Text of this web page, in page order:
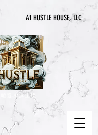
A1 HUSTLE HOUSE, LLC
“喧囂永無止境”